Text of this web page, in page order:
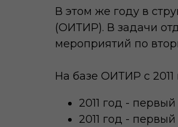
В этом же году в
(ОИТИР). В задачи
мероприятий по
На базе ОИТИР с
2011 год -
2011 год -